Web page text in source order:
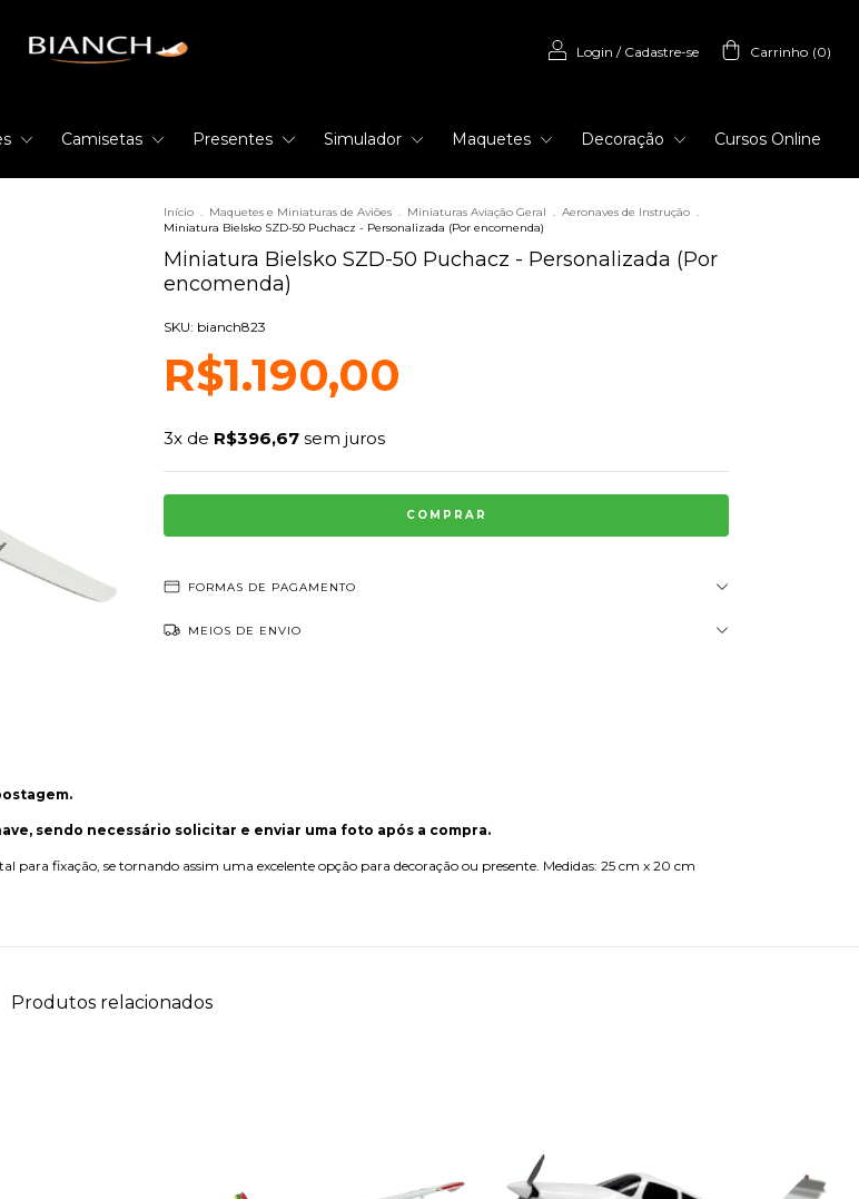
Login / Cadastre-se Carrinho (0)
Camisetas Presentes Simulador Maquetes Decoração Cursos Online
Início . Maquetes e Miniaturas de Aviões . Miniaturas Aviação Geral . Aeronaves de Instrução .
Miniatura Bielsko SZD-50 Puchacz - Personalizada (Por encomenda)
Miniatura Bielsko SZD-50 Puchacz - Personalizada (Por
encomenda)
SKU: bianch823
R$1.190,00
3x de R$396,67 sem juros
FORMAS DE PAGAMENTO
MEIOS DE ENVIO
sendo necessário solicitar e enviar uma foto após a compra.
para fixação, se tornando assim uma excelente opção para decoração ou presente. Medidas: 25 cm x 20 cm
Produtos relacionados